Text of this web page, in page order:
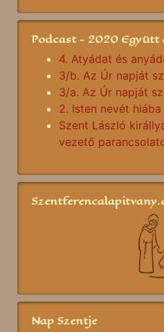
Podcast - 2020 Együtt
4. Atyádat és
3/b. Az Úr napját
3/a. Az Úr napját
2. Isten nevét
Szent László
vezető
Nap Szentje